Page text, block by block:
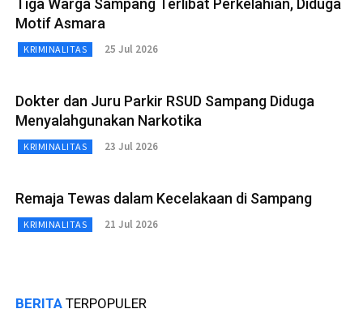
Motif Asmara
KRIMINALITAS 25 Jul 2026
Dokter dan Juru Parkir RSUD Sampang Diduga
Menyalahgunakan Narkotika
KRIMINALITAS 23 Jul 2026
Remaja Tewas dalam Kecelakaan di Sampang
KRIMINALITAS 21 Jul 2026
BERITA TERPOPULER